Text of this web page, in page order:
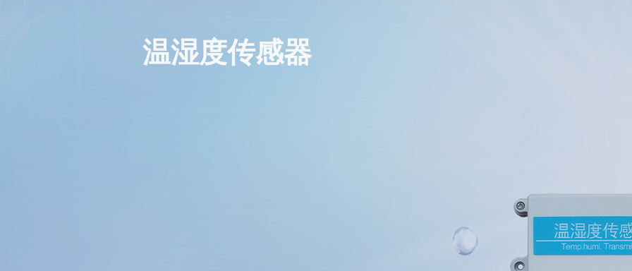
温湿度传感器